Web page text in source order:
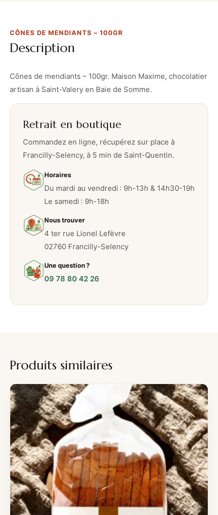
CÔNES DE MENDIANTS – 100GR
Description
Cônes de mendiants – 100gr. Maison Maxime, chocolatier
artisan à Saint-Valery en Baie de Somme.
Retrait en boutique
Commandez en ligne, récupérez sur place à
Francilly-Selency, à 5 min de Saint-Quentin.
Horaires
Du mardi au vendredi : 9h-13h & 14h30-19h
Le samedi : 9h-18h
Nous trouver
4 ter rue Lionel Lefèvre
02760 Francilly-Selency
Une question ?
09 78 80 42 26
Produits similaires